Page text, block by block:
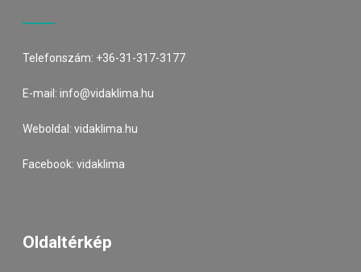
Telefonszám: +36-31-317-3177
E-mail:info@vidaklima.hu
Weboldal:vidaklima.hu
Facebook:vidaklima
Oldaltérkép